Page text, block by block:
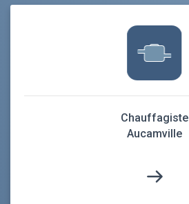
Chauffagiste
Aucamville